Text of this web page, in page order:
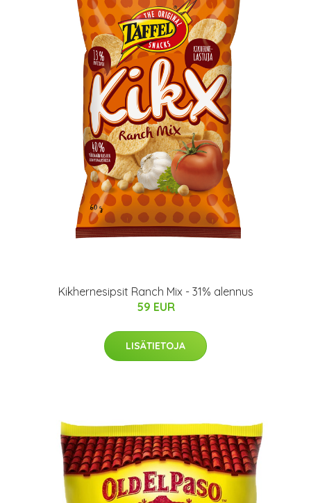
Kikhernesipsit Ranch Mix - 31% alennus
59 EUR
LISÄTIETOJA